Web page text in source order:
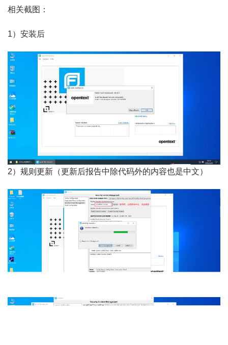
相关截图：
1）安装后
2）规则更新（更新后报告中除代码外的内容也是中文）